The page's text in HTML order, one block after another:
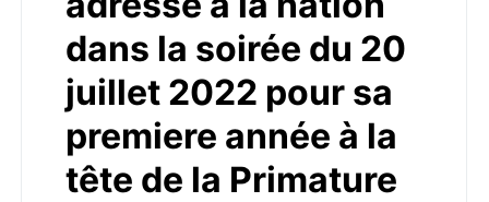
dans la soirée du 20
juillet 2022 pour sa
premiere année à la
tête de la Primature